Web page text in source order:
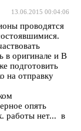
13.06.2015 00:04:06
проводятся
в оригинале и В
подготовить
на отправку
опять
работы нет... в